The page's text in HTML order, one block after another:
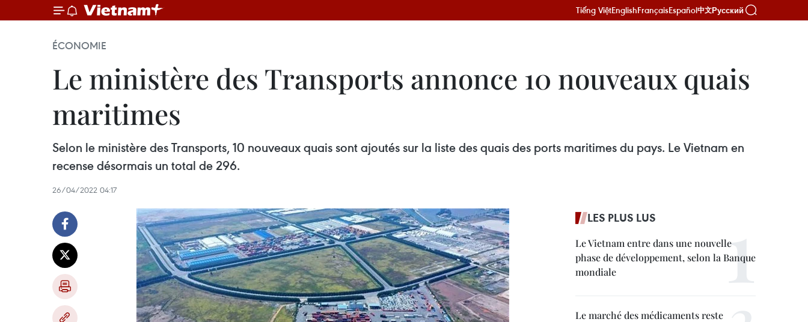
Tiếng ViệtEnglishFrançaisEspañol中文Русский
ÉCONOMIE
Le ministère des Transports annonce 10 nouveaux quais
maritimes
Selon le ministère des Transports, 10 nouveaux quais sont ajoutés sur la liste des quais des ports maritimes du pays. Le Vietnam en
recense désormais un total de 296.
26/04/2022 04:17
LES PLUS LUS
Le Vietnam entre dans une nouvelle
phase de développement, selon la Banque
mondiale
Le marché des médicaments reste